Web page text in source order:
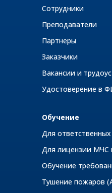
Обучение
Для
Тушение пожаров
Для лицензии МЧС
Обучение
Преподаватели
Партнеры
Заказчики
Вакансии и
Удостоверение в
Сотрудники